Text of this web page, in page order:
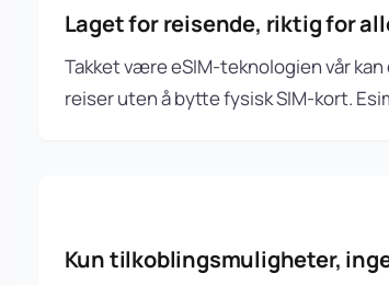
Laget for reisende, riktig for
Takket være eSIM-teknologien vår
reiser uten å bytte fysisk SIM-kort.
Kun tilkoblingsmuligheter,